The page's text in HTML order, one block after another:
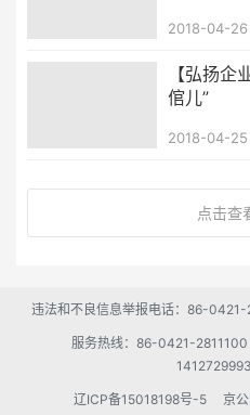
2018-04-
【弘扬企
倌儿”
2018-04-
点击查
违法和不良信息举报电话：86-
服务热线：86-0421-
辽ICP备15018198号-5 京